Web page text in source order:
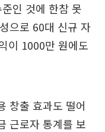
인 것에 한참 못
으로 60대 신규 자
이 1000만 원에도
창출 효과도 떨어
근로자 통계를 보